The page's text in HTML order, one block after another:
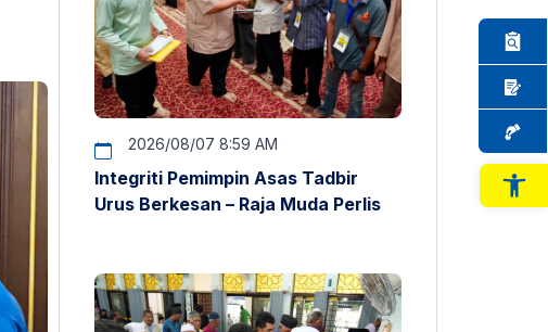
2026/08/07 8:59 AM
Integriti Pemimpin Asas Tadbir
Urus Berkesan – Raja Muda Perlis